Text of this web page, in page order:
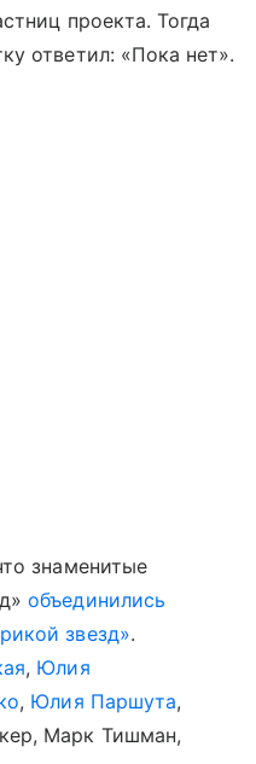
проекта. Тогда
ответил: «Пока нет».
знаменитые
объединились
звезд».
, Юлия
, Юлия Паршута,
Марк Тишман,